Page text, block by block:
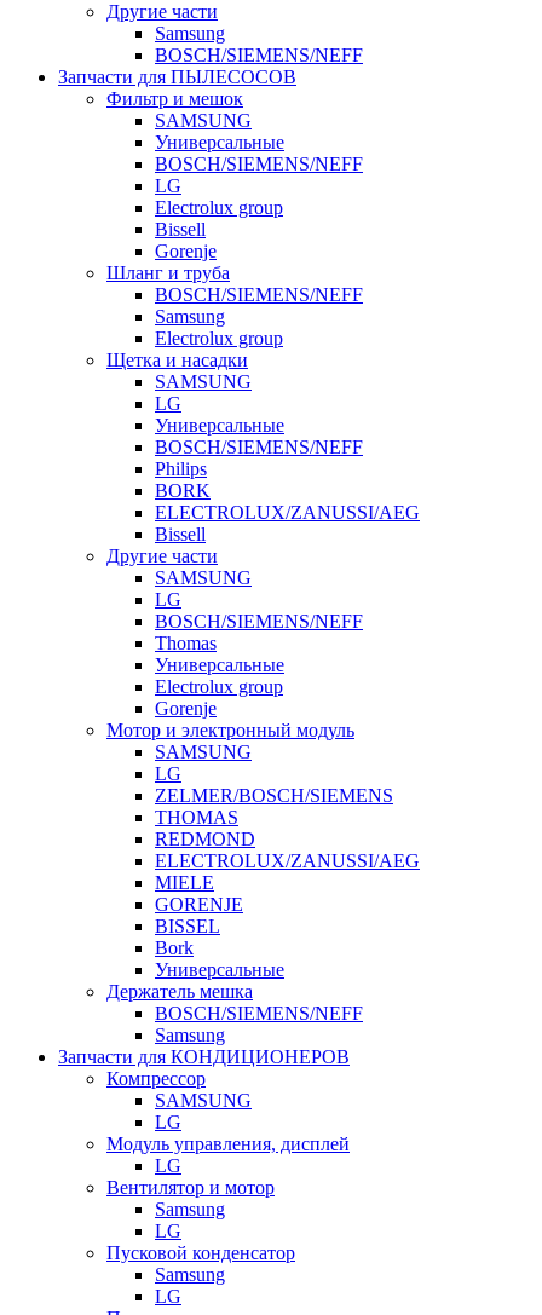
Другие части
Samsung
BOSCH/SIEMENS/NEFF
Запчасти для ПЫЛЕСОСОВ
Фильтр и мешок
SAMSUNG
Универсальные
BOSCH/SIEMENS/NEFF
LG
Electrolux group
Bissell
Gorenje
Шланг и труба
BOSCH/SIEMENS/NEFF
Samsung
Electrolux group
Щетка и насадки
SAMSUNG
LG
Универсальные
BOSCH/SIEMENS/NEFF
Philips
BORK
ELECTROLUX/ZANUSSI/AEG
Bissell
Другие части
SAMSUNG
LG
BOSCH/SIEMENS/NEFF
Thomas
Универсальные
Electrolux group
Gorenje
Мотор и электронный модуль
SAMSUNG
LG
ZELMER/BOSCH/SIEMENS
THOMAS
REDMOND
ELECTROLUX/ZANUSSI/AEG
MIELE
GORENJE
BISSEL
Bork
Универсальные
Держатель мешка
BOSCH/SIEMENS/NEFF
Samsung
Запчасти для КОНДИЦИОНЕРОВ
Компрессор
SAMSUNG
LG
Модуль управления, дисплей
LG
Вентилятор и мотор
Samsung
LG
Пусковой конденсатор
Samsung
LG